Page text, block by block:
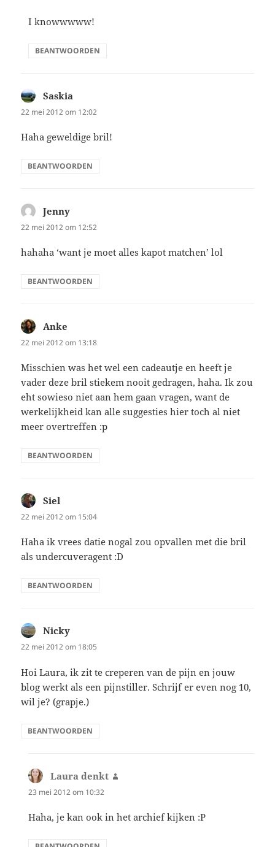
I knowwwww!
BEANTWOORDEN
Saskia
22 mei 2012 om 12:02
Haha geweldige bril!
BEANTWOORDEN
Jenny
22 mei 2012 om 12:52
hahaha ‘want je moet alles kapot matchen’ lol
BEANTWOORDEN
Anke
22 mei 2012 om 13:18
Misschien was het wel een cadeautje en heeft je
vader deze bril stiekem nooit gedragen, haha. Ik zou
eht sowieso niet aan hem gaan vragen, want de
werkelijkheid kan alle suggesties hier toch al niet
meer overtreffen :p
BEANTWOORDEN
Siel
22 mei 2012 om 15:04
Haha ik vrees datie nogal zou opvallen met die bril
als undercuveragent :D
BEANTWOORDEN
Nicky
22 mei 2012 om 18:05
Hoi Laura, ik zit te creperen van de pijn en jouw
blog werkt als een pijnstiller. Schrijf er even nog 10,
wil je? (grapje.)
BEANTWOORDEN
Laura denkt
23 mei 2012 om 10:32
Haha, je kan ook in het archief kijken :P